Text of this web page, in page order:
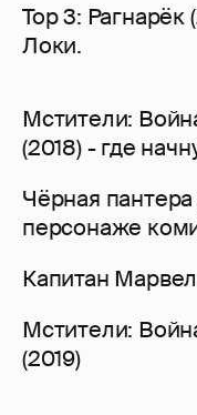
Тор 3: Рагнарёк
Локи.
Мстители:
(2018) - где
Чёрная
персонаже
Капитан
Мстители:
(2019)